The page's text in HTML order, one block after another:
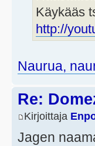
Käykääs
http://
Naurua,
Re:
Kirjoittaja
Jagen